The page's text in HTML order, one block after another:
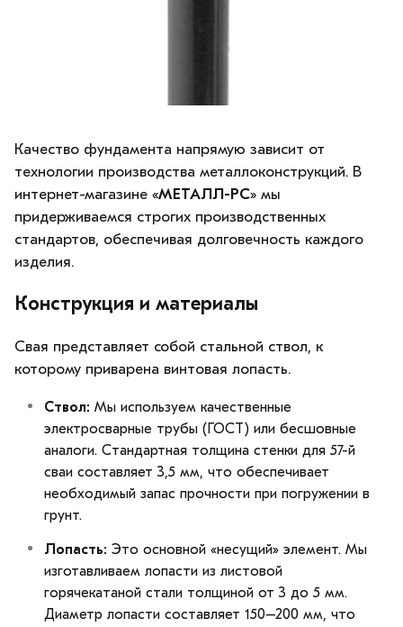
Качество фундамента напрямую зависит от
технологии производства металлоконструкций. В
интернет-магазине «МЕТАЛЛ-РС» мы
придерживаемся строгих производственных
стандартов, обеспечивая долговечность каждого
изделия.
Конструкция и материалы
Свая представляет собой стальной ствол, к
которому приварена винтовая лопасть.
Ствол: Мы используем качественные
электросварные трубы (ГОСТ) или бесшовные
аналоги. Стандартная толщина стенки для 57-й
сваи составляет 3,5 мм, что обеспечивает
необходимый запас прочности при погружении в
грунт.
Лопасть: Это основной «несущий» элемент. Мы
изготавливаем лопасти из листовой
горячекатаной стали толщиной от 3 до 5 мм.
Диаметр лопасти составляет 150–200 мм, что